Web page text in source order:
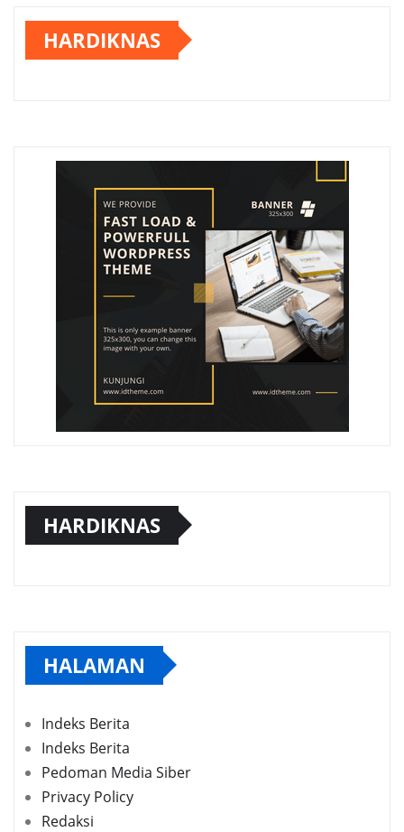
HARDIKNAS
HARDIKNAS
HALAMAN
Indeks Berita
Indeks Berita
Pedoman Media Siber
Privacy Policy
Redaksi